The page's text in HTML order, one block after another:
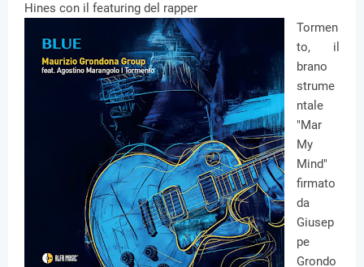
Hines con il featuring del rapper
Tormen
to, il
brano
strume
ntale
"Mar
My
Mind"
firmato
da
Giusep
pe
Grondo